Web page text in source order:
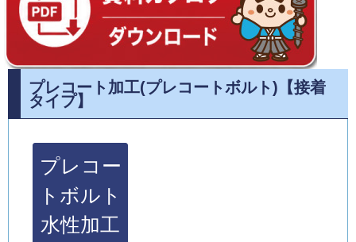
プレコート加工(プレコートボルト)【接着
タイプ】
プレコー
トボルト
水性加工